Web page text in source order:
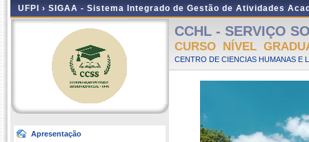
UFPI › SIGAA - Sistema Integrado de Gestão de Atividades
Apresentação
CCHL - SERVIÇO
CURSO NÍVEL
CENTRO DE CIENCIAS HUMANAS E